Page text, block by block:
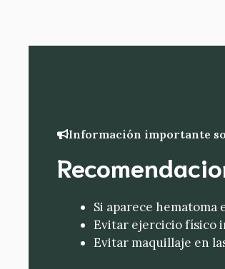
Información importante
Si aparece
Evitar ejercicio físico
Evitar maquillaje en